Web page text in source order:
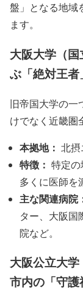
盤」となる地域
ます。
大阪大学（
ぶ「絶対王者
旧帝国大学の一
けでなく近畿圏
本拠地： 北摂
特徴： 特定
多くに医師を
主な関連病院
ター、大阪国
院など。
大阪公立大
市内の「守護